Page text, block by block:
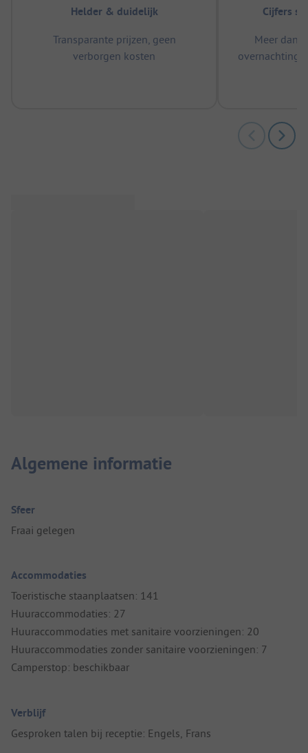
Helder & duidelijk
Transparante prijzen, geen
verborgen kosten
Cijfers
Meer dan
Algemene informatie
Sfeer
Fraai gelegen
Accommodaties
Toeristische staanplaatsen: 141
Huuraccommodaties: 27
Huuraccommodaties met sanitaire voorzieningen: 20
Huuraccommodaties zonder sanitaire voorzieningen: 7
Camperstop: beschikbaar
Verblijf
Gesproken talen bij receptie: Engels, Frans